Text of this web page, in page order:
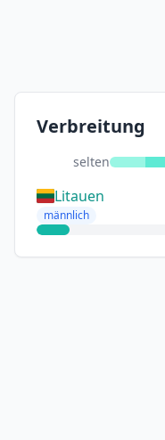
Verbreitung
selten
Litauen
männlich